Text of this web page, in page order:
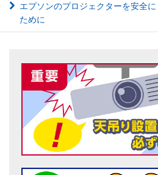
エプソンのプロジェクターを安全
ために